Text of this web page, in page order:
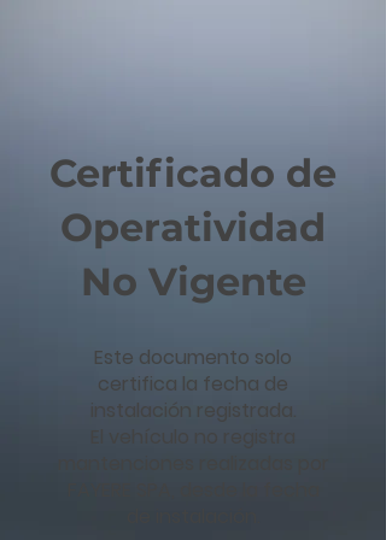
Certificado de
Operatividad
No Vigente
Este documento solo
certifica la fecha de
instalación registrada.
El vehículo no registra